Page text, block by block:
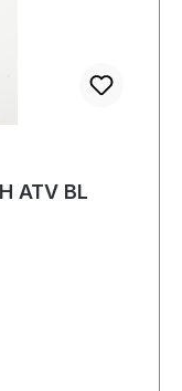
ATV BL